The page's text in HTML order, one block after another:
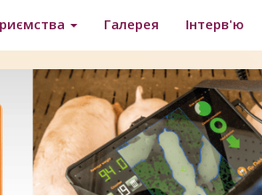
Галерея Інтерв'ю